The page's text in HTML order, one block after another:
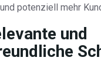
potenziell mehr
und